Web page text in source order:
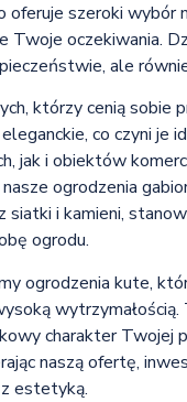
oferuje szeroki wybór
Twoje oczekiwania.
ale
którzy cenią sobie
co czyni je
jak i obiektów
ogrodzenia
siatki i kamieni,
ogrodu.
ogrodzenia kute,
wytrzymałością.
charakter Twojej
naszą ofertę,
estetyką.